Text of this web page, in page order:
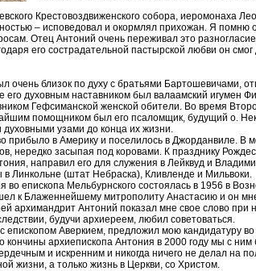
Крестовоздвиженского собора, иеромонаха
– исповедовал и окормлял прихожан. Я помню
Отец Антоний очень переживал это
его сострадательной пастырской любви он
очень близок по духу с братьями Бартошевичами,
духовным наставником был валаамский игумен
Гефсиманской женской обители. Во время
помощником был его псаломщик, будущий о.
узами до конца их жизни.
прибыло в Америку и поселилось в Джорданвиле. В
нередко засыпая под коровами. К празднику
направил его для служения в Лейквуд и
Линкольне (штат Небраска), Кливленде и Мильвоки.
епископа Мельбурнского состоялась в 1956 в
к Блаженнейшему митрополиту Анастасию и он
архимандрит Антоний показал мне свое слово
будучи архиереем, любил советоваться.
епископом Аверкием, предложил мою кандидатуру
архиепископа Антония в 2000 году мы с
и искренним и никогда ничего не делал на
жизни, а только жизнь в Церкви, со Христом.